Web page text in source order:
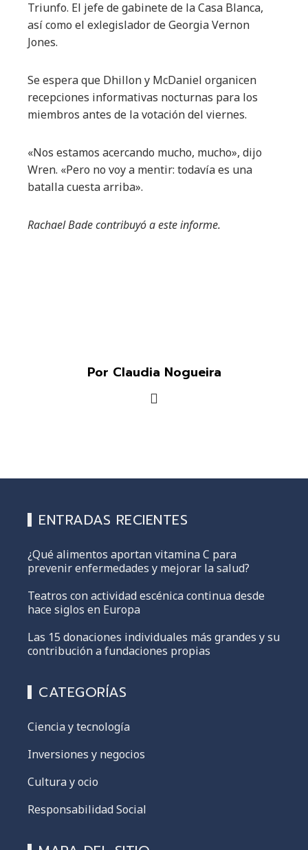
Triunfo. El jefe de gabinete de la Casa Blanca,
así como el exlegislador de Georgia Vernon
Jones.
Se espera que Dhillon y McDaniel organicen
recepciones informativas nocturnas para los
miembros antes de la votación del viernes.
«Nos estamos acercando mucho, mucho», dijo
Wren. «Pero no voy a mentir: todavía es una
batalla cuesta arriba».
Rachael Bade contribuyó a este informe.
Por Claudia Nogueira
ENTRADAS RECIENTES
¿Qué alimentos aportan vitamina C para
prevenir enfermedades y mejorar la salud?
Teatros con actividad escénica continua desde
hace siglos en Europa
Las 15 donaciones individuales más grandes y su
contribución a fundaciones propias
CATEGORÍAS
Ciencia y tecnología
Inversiones y negocios
Cultura y ocio
Responsabilidad Social